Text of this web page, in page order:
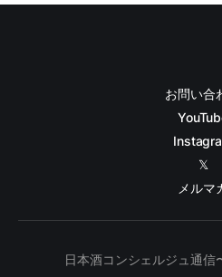
お問い合
𝕏
メルマ
日本酒コンシェルジュ通信